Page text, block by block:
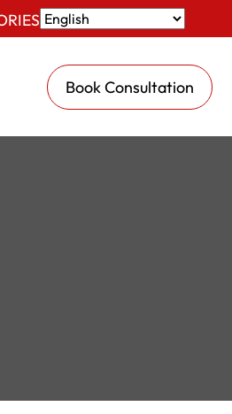
Book Consultation